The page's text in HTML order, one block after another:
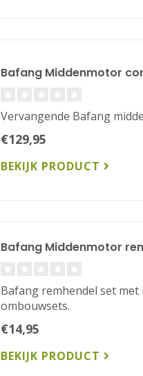
Bafang Middenmotor
Vervangende Bafang
€129,95
BEKIJK PRODUCT
Bafang Middenmotor
Bafang remhendel set
ombouwsets.
€14,95
BEKIJK PRODUCT